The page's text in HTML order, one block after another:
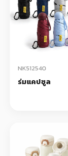
NK512540
ร่มแคปซูล